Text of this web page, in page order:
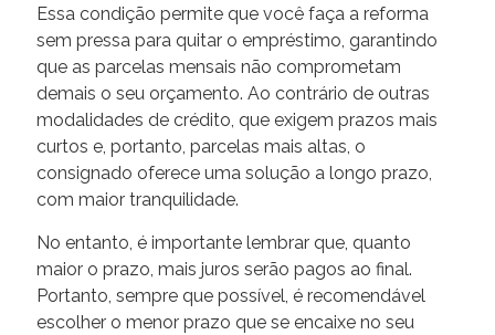
Essa condição permite que você faça a reforma
sem pressa para quitar o empréstimo, garantindo
que as parcelas mensais não comprometam
demais o seu orçamento. Ao contrário de outras
modalidades de crédito, que exigem prazos mais
curtos e, portanto, parcelas mais altas, o
consignado oferece uma solução a longo prazo,
com maior tranquilidade.
No entanto, é importante lembrar que, quanto
maior o prazo, mais juros serão pagos ao final.
Portanto, sempre que possível, é recomendável
escolher o menor prazo que se encaixe no seu